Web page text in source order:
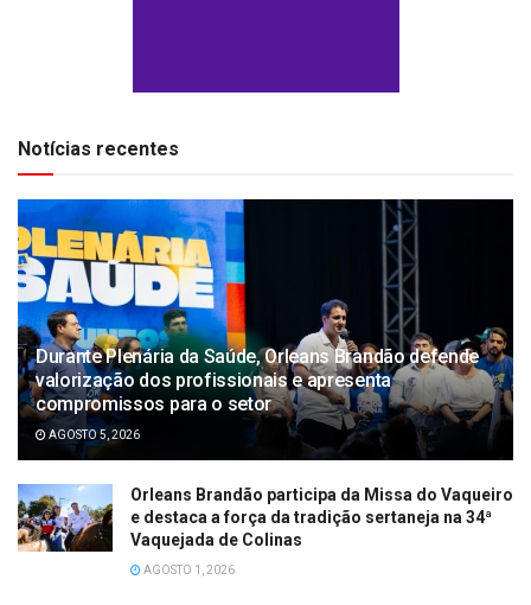
Notícias recentes
Durante Plenária da Saúde, Orleans Brandão defende
valorização dos profissionais e apresenta
compromissos para o setor
AGOSTO 5, 2026
Orleans Brandão participa da Missa do Vaqueiro
e destaca a força da tradição sertaneja na 34ª
Vaquejada de Colinas
AGOSTO 1, 2026